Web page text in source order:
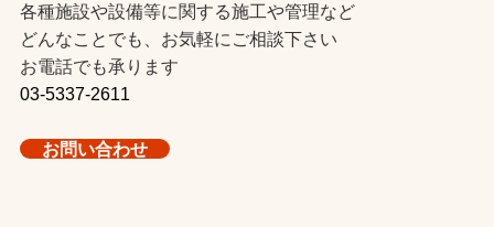
各種施設や設備等に関する施工や管理など
どんなことでも、お気軽にご相談下さい
お電話でも承ります
03-5337-2611
お問い合わせ